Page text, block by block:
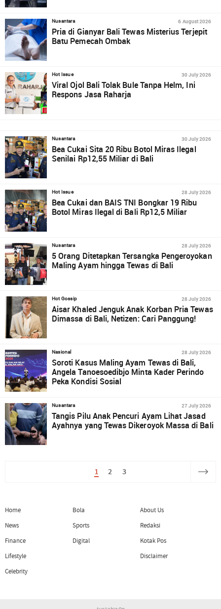
Nusantara 6 August 2026
Pria di Gianyar Bali Tewas Misterius Terjepit
Batu Pemecah Ombak
Hot Issue 30 July 2026
Viral Ojol Bali Tolak Bule Tanpa Helm, Ini
Respons Jasa Raharja
Nusantara 30 July 2026
Bea Cukai Sita 20 Ribu Botol Miras Ilegal
Senilai Rp12,55 Miliar di Bali
Hot Issue 28 July 2026
Bea Cukai dan BAIS TNI Bongkar 19 Ribu
Botol Miras Ilegal di Bali Rp12,5 Miliar
Nusantara 28 July 2026
5 Orang Ditetapkan Tersangka Pengeroyokan
Maling Ayam hingga Tewas di Bali
Hot Gossip 28 July 2026
Aisar Khaled Jenguk Anak Korban Pria Tewas
Dimassa di Bali, Netizen: Cari Panggung!
Nasional 28 July 2026
Soroti Kasus Maling Ayam Tewas di Bali,
Angela Tanoesoedibjo Minta Kader Perindo
Peka Kondisi Sosial
Nusantara 27 July 2026
Tangis Pilu Anak Pencuri Ayam Lihat Jasad
Ayahnya yang Tewas Dikeroyok Massa di Bali
1 2 3
Home
News
Finance
Lifestyle
Celebrity
Bola
Sports
Digital
About Us
Redaksi
Kotak Pos
Disclaimer